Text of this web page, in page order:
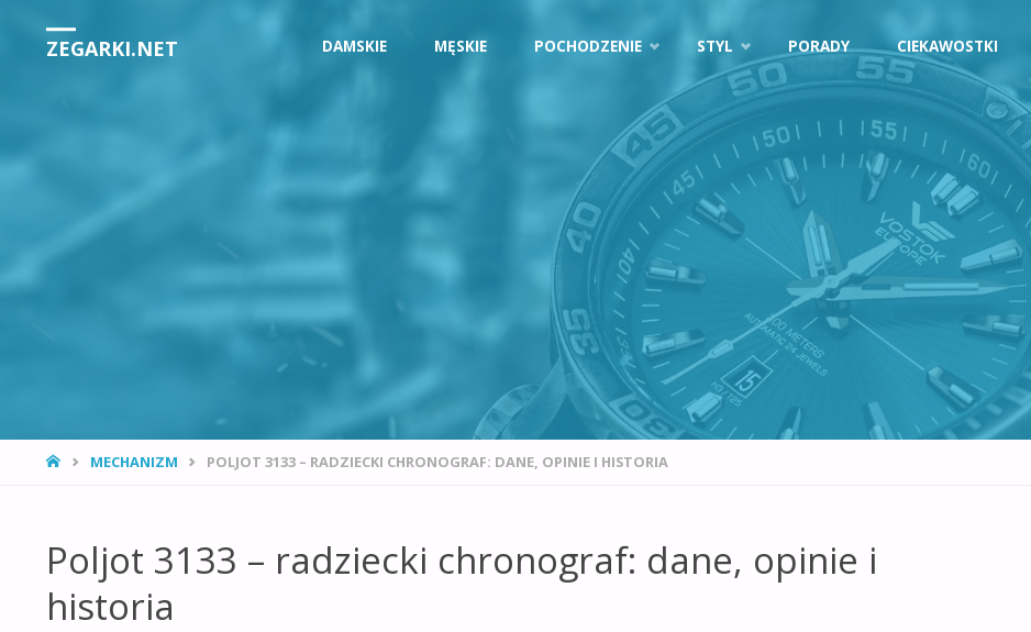
ZEGARKI.NET DAMSKIE MĘSKIE POCHODZENIE STYL PORADY CIEKAWOSTKI
STRONA
MECHANIZM POLJOT 3133 – RADZIECKI CHRONOGRAF: DANE, OPINIE I HISTORIA
Poljot 3133 – radziecki chronograf: dane, opinie i
historia